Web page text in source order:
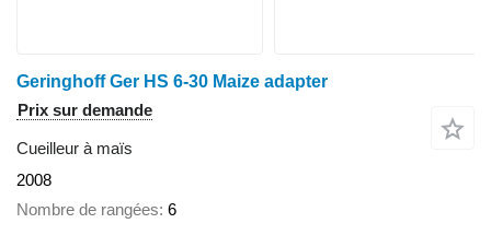
Geringhoff Ger HS 6-30 Maize adapter
Prix sur demande
Cueilleur à maïs
2008
Nombre de rangées 6